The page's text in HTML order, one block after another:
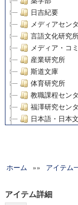
日吉紀要
メディアセン
言語文化研究
メディア・コ
産業研究所
斯道文庫
体育研究所
教職課程セン
福澤研究セン
日本語・日本
グローバルリ
科学研究費補
ホーム »» アイテム
アイテム詳細